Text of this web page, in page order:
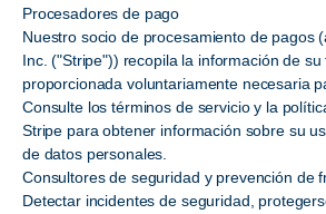
Procesadores de pago
Nuestro socio de procesamiento de pagos
Inc. ("Stripe")) recopila la información de
proporcionada voluntariamente necesaria
Consulte los términos de servicio y la
Stripe para obtener información sobre su
de datos personales.
Consultores de seguridad y prevención de
Detectar incidentes de seguridad,